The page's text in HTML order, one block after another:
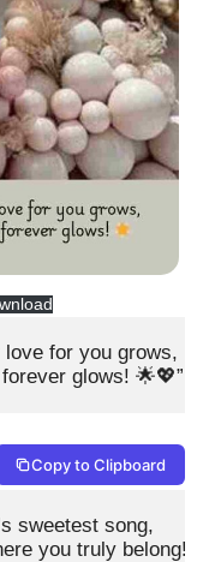
for you grows,
glows! 🌟💖”
Copy to Clipboard
sweetest song,
you truly belong!